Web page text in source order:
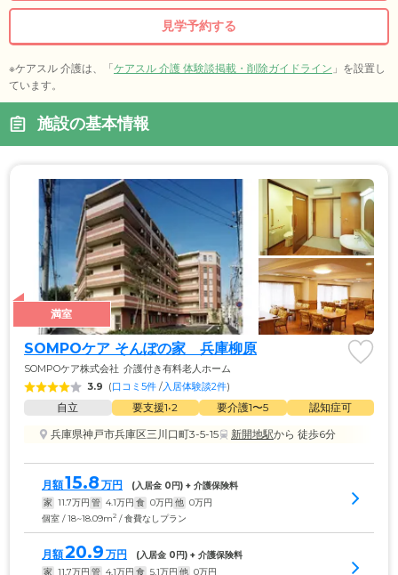
見学予約する
※ケアスル 介護は、「ケアスル 介護 体験談掲載・削除ガイドライン 」を設置し
ています。
施設の基本情報
満室
SOMPOケア そんぽの家　兵庫柳原
SOMPOケア株式会社 介護付き有料老人ホーム
3.9 (口コミ5件 /入居体験談2件)
自立 要支援1•2 要介護1〜5
認知症可
兵庫県神戸市兵庫区三川口町3-5-15
新開地駅から 徒歩6分
月額15.8 万円 (入居金 0円) + 介護保険料
家 11.7万円 管 4.1万円 食 0万円 他 0万円
個室 / 18~18.09m2 / 食費なしプラン
月額20.9 万円 (入居金 0円) + 介護保険料
家 11.7万円 管 4.1万円 食 5.1万円 他 0万円